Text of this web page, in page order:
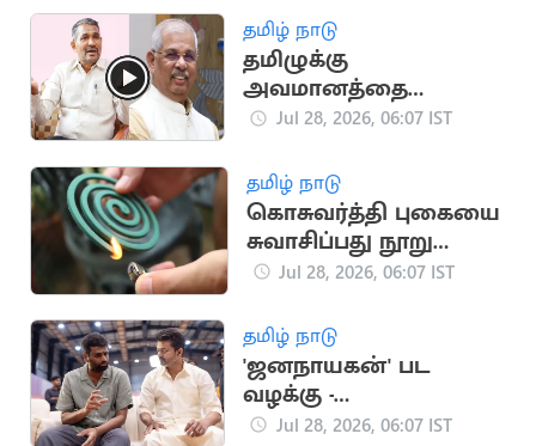
செங்கோட்டையன்
தமிழ் நாடு
தமிழுக்கு
அவமானத்தை
ஏற்படுத்திய ஆளுநர்:
காட்டம்
Jul 28, 2026, 06:07 IST
தமிழ் நாடு
கொசுவர்த்தி புகையை
சுவாசிப்பது நூறு
சிகரெட்டுகளுக்கு சமம்:
Jul 28, 2026, 06:07 IST
தமிழ் நாடு
'ஜனநாயகன்' பட
வழக்கு -
ஹெச்.வினோத்துக்கு
Jul 28, 2026, 06:07 IST